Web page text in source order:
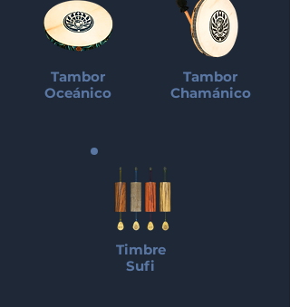
Tambor
Oceánico
Tambor
Chamánico
Timbre
Sufi